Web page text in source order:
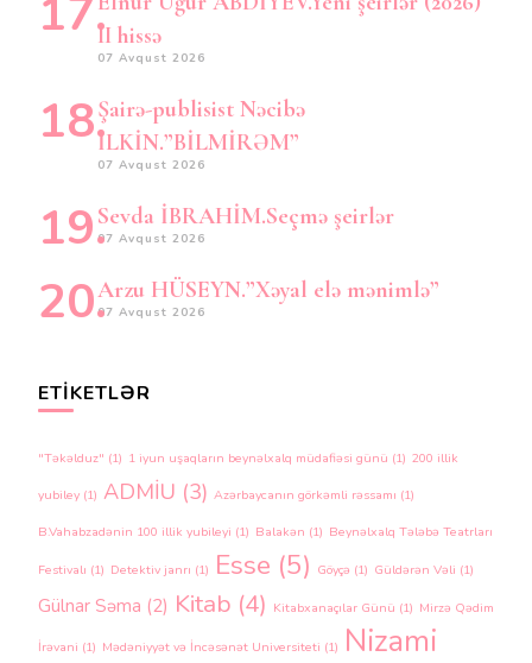
II hissə
07 Avqust 2026
Şairə-publisist Nəcibə
İLKİN.”BİLMİRƏM”
07 Avqust 2026
Sevda İBRAHİM.Seçmə şeirlər
07 Avqust 2026
Arzu HÜSEYN.”Xəyal elə mənimlə”
07 Avqust 2026
ETIKETLƏR
"Təkəlduz" (1) 1 iyun uşaqların beynəlxalq müdafiəsi günü (1) 200 illik
yubiley (1) ADMİU (3) Azərbaycanın görkəmli rəssamı (1)
B.Vahabzadənin 100 illik yubileyi (1) Balakən (1) Beynəlxalq Tələbə Teatrları
Festivalı (1) Detektiv janrı (1) Esse (5) Göyçə (1) Güldərən Vəli (1)
Gülnar Səma (2) Kitab (4) Kitabxanaçılar Günü (1) Mirzə Qədim
İrəvani (1) Mədəniyyət və İncəsənət Universiteti (1) Nizami